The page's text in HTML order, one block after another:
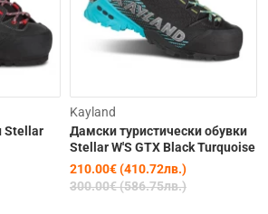
Stellar
Kayland
Дамски туристически обувки
Stellar W'S GTX Black Turquoise
210.00€ (410.72лв.)
300.00€ (586.75лв.)